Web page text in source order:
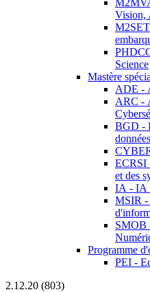
Vision,
Science
Mastère
ADE -
ARC -
BGD -
ECRSI
et des
IA - IA
MSIR -
SMOB
Programme
PEI -
2.12.20 (803)